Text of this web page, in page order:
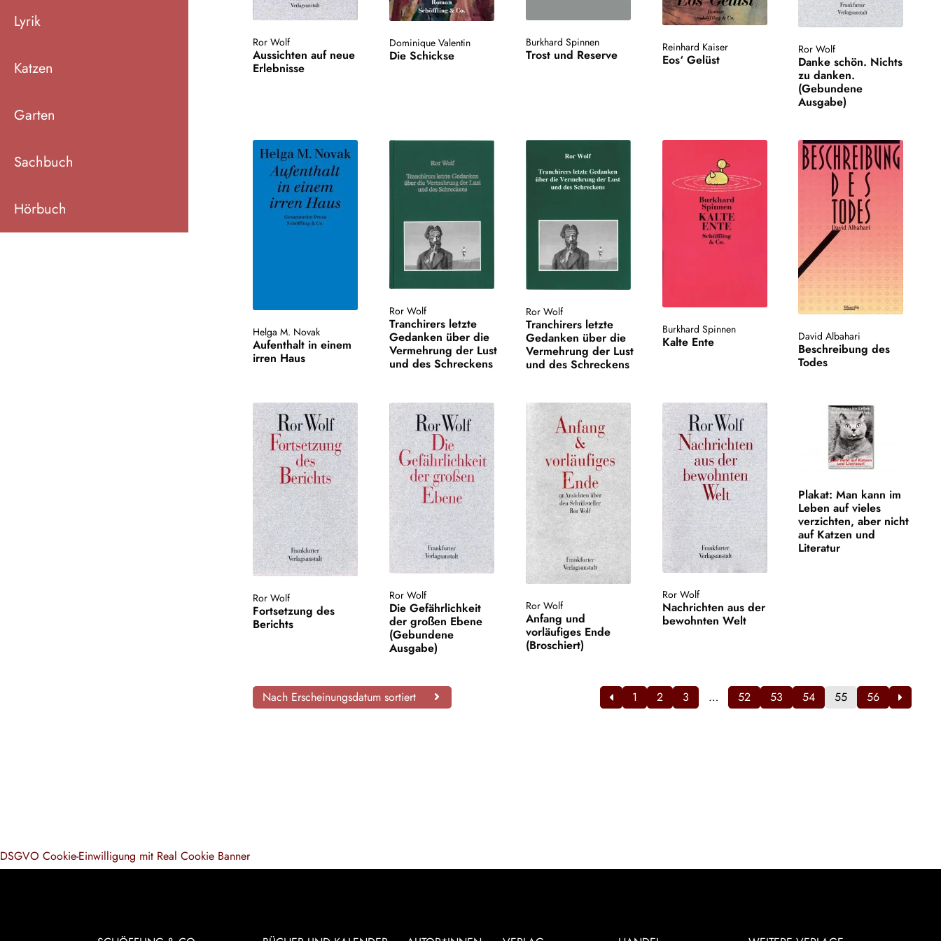
Lyrik
Katzen
Garten
Sachbuch
Hörbuch
Ror Wolf
Aussichten auf neue
Erlebnisse
Dominique Valentin
Die Schickse
Burkhard Spinnen
Trost und Reserve Reinhard Kaiser
Eos‘ Gelüst
Ror Wolf
Danke schön. Nichts
zu danken.
(Gebundene
Ausgabe)
Helga M. Novak
Aufenthalt in einem
irren Haus
Ror Wolf
Tranchirers letzte
Gedanken über die
Vermehrung der Lust
und des Schreckens
Ror Wolf
Tranchirers letzte
Gedanken über die
Vermehrung der Lust
und des Schreckens
Burkhard Spinnen
Kalte Ente David Albahari
Beschreibung des
Todes
Ror Wolf
Fortsetzung des
Berichts
Ror Wolf
Die Gefährlichkeit
der großen Ebene
(Gebundene
Ausgabe)
Ror Wolf
Anfang und
vorläufiges Ende
(Broschiert)
Ror Wolf
Nachrichten aus der
bewohnten Welt
Plakat: Man kann im
Leben auf vieles
verzichten, aber nicht
auf Katzen und
Literatur
Nach Erscheinungsdatum sortiert 1 2 3 … 52 53 54 55 56
DSGVO Cookie-Einwilligung mit Real Cookie Banner